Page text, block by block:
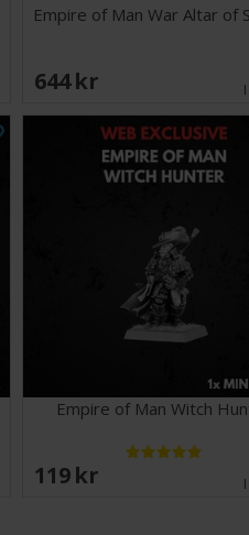
Empire of Man War Altar of
644 SEK
Empire of Man Witch
119 SEK